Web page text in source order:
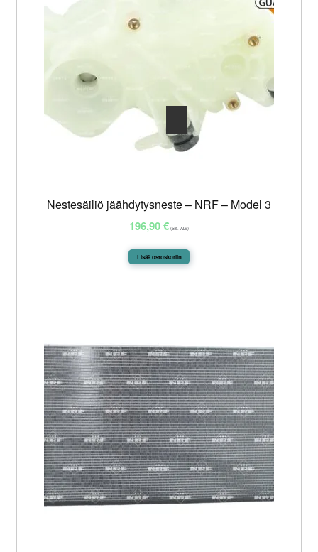
Nestesäiliö jäähdytysneste – NRF – Model 3
196,90€ (Sis. ALV)
Lisää ostoskoriin